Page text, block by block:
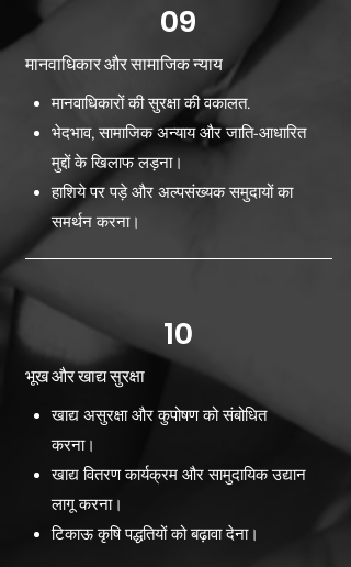
09
मानवाधिकार और सामाजिक न्याय
मानवाधिकारों की सुरक्षा की वकालत.
भेदभाव, सामाजिक अन्याय और जाति-आधारित
मुद्दों के खिलाफ लड़ना।
हाशिये पर पड़े और अल्पसंख्यक समुदायों का
समर्थन करना।
10
भूख और खाद्य सुरक्षा
खाद्य असुरक्षा और कुपोषण को संबोधित
करना।
खाद्य वितरण कार्यक्रम और सामुदायिक उद्यान
लागू करना।
टिकाऊ कृषि पद्धतियों को बढ़ावा देना।